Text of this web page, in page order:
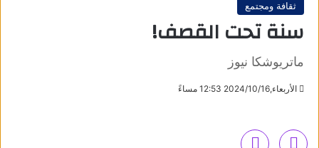
ثقافة ومجتمع
سنة تحت القصف!
ماتريوشكا نيوز
الأربعاء,2024/10/16 12:53 مساءً